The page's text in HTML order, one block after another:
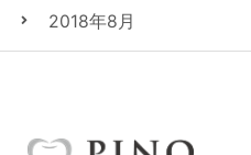
2018年8月